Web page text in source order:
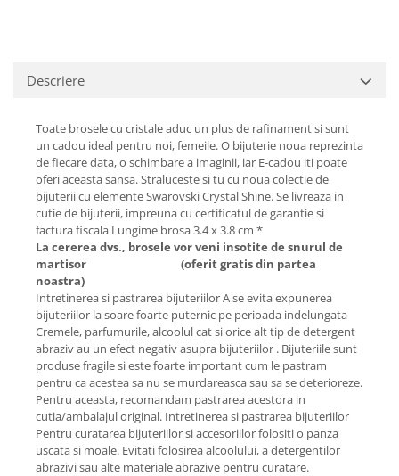
Descriere
Toate brosele cu cristale aduc un plus de rafinament si sunt
un cadou ideal pentru noi, femeile. O bijuterie noua reprezinta
de fiecare data, o schimbare a imaginii, iar E-cadou iti poate
oferi aceasta sansa. Straluceste si tu cu noua colectie de
bijuterii cu elemente Swarovski Crystal Shine. Se livreaza in
cutie de bijuterii, impreuna cu certificatul de garantie si
factura fiscala Lungime brosa 3.4 x 3.8 cm *
La cererea dvs., brosele vor veni insotite de snurul de
martisor
(oferit gratis din partea
noastra)
Intretinerea si pastrarea bijuteriilor A se evita expunerea
bijuteriilor la soare foarte puternic pe perioada indelungata
Cremele, parfumurile, alcoolul cat si orice alt tip de detergent
abraziv au un efect negativ asupra bijuteriilor . Bijuteriile sunt
produse fragile si este foarte important cum le pastram
pentru ca acestea sa nu se murdareasca sau sa se deterioreze.
Pentru aceasta, recomandam pastrarea acestora in
cutia/ambalajul original. Intretinerea si pastrarea bijuteriilor
Pentru curatarea bijuteriilor si accesoriilor folositi o panza
uscata si moale. Evitati folosirea alcoolului, a detergentilor
abrazivi sau alte materiale abrazive pentru curatare.